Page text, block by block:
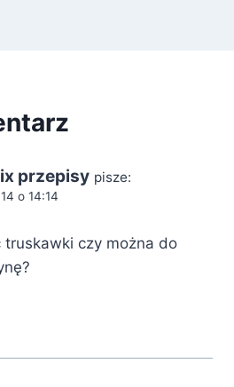
przepisy pisze:
o 14:14
czy można do